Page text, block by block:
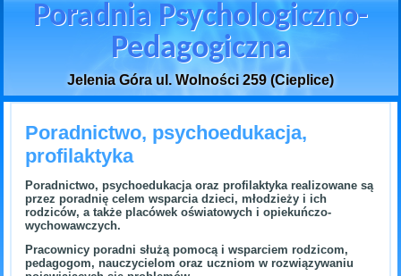
Poradnia Psychologiczno-
Pedagogiczna
Jelenia Góra ul. Wolności 259 (Cieplice)
Poradnictwo, psychoedukacja,
profilaktyka
Poradnictwo, psychoedukacja oraz profilaktyka realizowane są
przez poradnię celem wsparcia dzieci, młodzieży i ich
rodziców, a także placówek oświatowych i opiekuńczo-
wychowawczych.
Pracownicy poradni służą pomocą i wsparciem rodzicom,
pedagogom, nauczycielom oraz uczniom w rozwiązywaniu